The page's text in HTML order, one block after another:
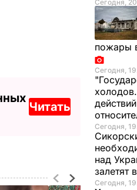
Читать
Сегодня,
пожары
Сегодня,
Сегодня,
над
залетят
Сегодня,